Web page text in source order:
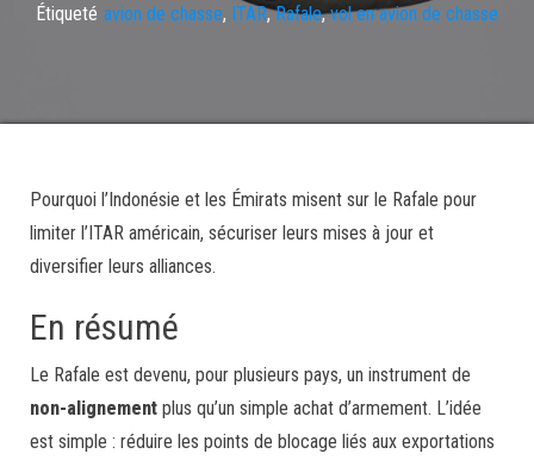
Étiqueté avion de chasse, ITAR,Rafale,vol en avion de chasse
Pourquoi l’Indonésie et les Émirats misent sur le Rafale pour
limiter l’ITAR américain, sécuriser leurs mises à jour et
diversifier leurs alliances.
En résumé
Le Rafale est devenu, pour plusieurs pays, un instrument de
non-alignement plus qu’un simple achat d’armement. L’idée
est simple : réduire les points de blocage liés aux exportations